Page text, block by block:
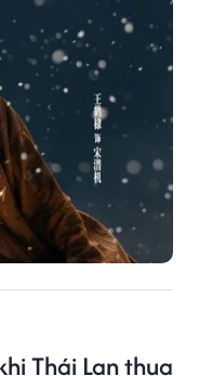
Thái Lan thua